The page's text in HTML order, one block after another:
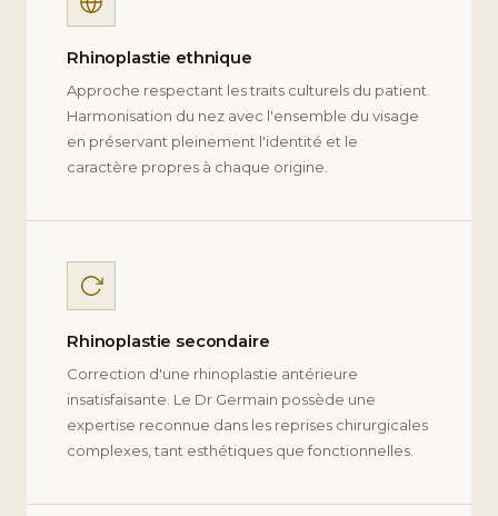
Rhinoplastie ethnique
Approche respectant les traits culturels du patient.
Harmonisation du nez avec l'ensemble du visage
en préservant pleinement l'identité et le
caractère propres à chaque origine.
Rhinoplastie secondaire
Correction d'une rhinoplastie antérieure
insatisfaisante. Le Dr Germain possède une
expertise reconnue dans les reprises chirurgicales
complexes, tant esthétiques que fonctionnelles.